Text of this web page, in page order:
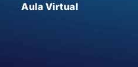
Aula Virtual